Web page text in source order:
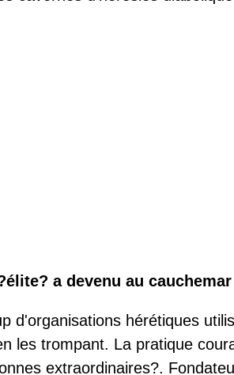
a devenu au cauchemar
d'organisations hérétiques
les trompant. La pratique
extraordinaires?.